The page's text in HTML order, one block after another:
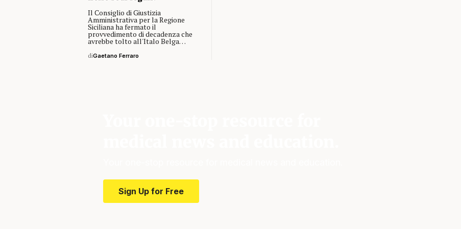
Il Consiglio di Giustizia
Amministrativa per la Regione
Siciliana ha fermato il
provvedimento di decadenza che
avrebbe tolto all'Italo Belga…
diGaetano Ferraro
Sign Up for Free